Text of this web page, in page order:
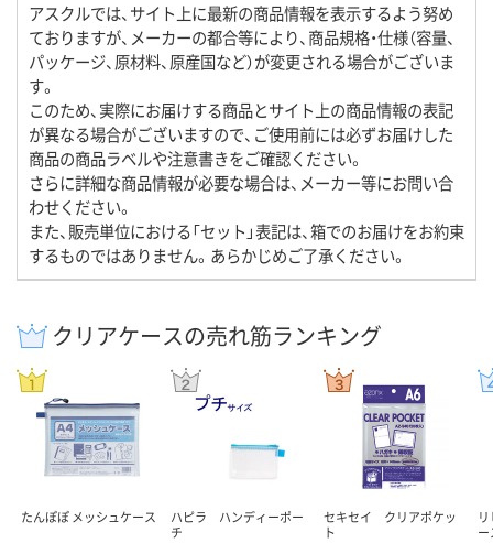
アスクルでは、サイト上に最新の商品情報を表示するよう努め
ておりますが、メーカーの都合等により、商品規格・仕様（容量、
パッケージ、原材料、原産国など）が変更される場合がございま
す。
このため、実際にお届けする商品とサイト上の商品情報の表記
が異なる場合がございますので、ご使用前には必ずお届けした
商品の商品ラベルや注意書きをご確認ください。
さらに詳細な商品情報が必要な場合は、メーカー等にお問い合
わせください。
また、販売単位における「セット」表記は、箱でのお届けをお約束
するものではありません。あらかじめご了承ください。
クリアケースの売れ筋ランキング
たんぽぽ メッシュケース
ハピラ ハンディーポー
チ
セキセイ クリアポケッ
ト